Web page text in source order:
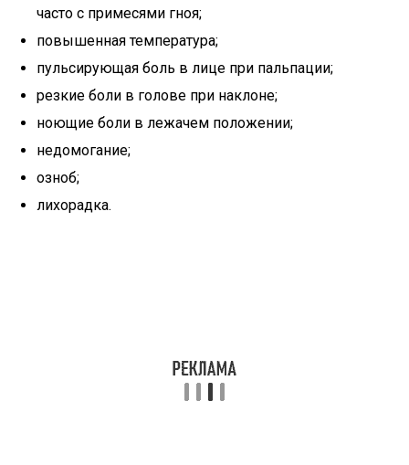
часто с примесями гноя;
повышенная температура;
пульсирующая боль в лице при пальпации;
резкие боли в голове при наклоне;
ноющие боли в лежачем положении;
недомогание;
озноб;
лихорадка.